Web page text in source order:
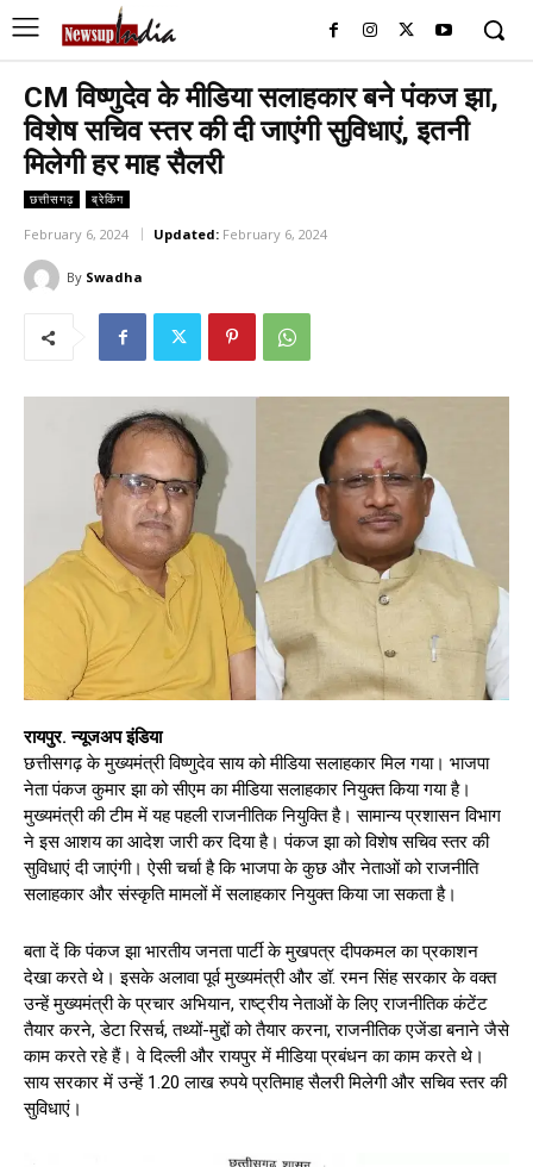
CM विष्णुदेव के मीडिया सलाहकार बने पंकज झा,
विशेष सचिव स्तर की दी जाएंगी सुविधाएं, इतनी
मिलेगी हर माह सैलरी
छत्तीसगढ़ ब्रेकिंग
February 6, 2024 Updated: February 6, 2024
By Swadha
रायपुर. न्यूजअप इंडिया
छत्तीसगढ़ के मुख्यमंत्री विष्णुदेव साय को मीडिया सलाहकार मिल गया। भाजपा
नेता पंकज कुमार झा को सीएम का मीडिया सलाहकार नियुक्त किया गया है।
मुख्यमंत्री की टीम में यह पहली राजनीतिक नियुक्ति है। सामान्य प्रशासन विभाग
ने इस आशय का आदेश जारी कर दिया है। पंकज झा को विशेष सचिव स्तर की
सुविधाएं दी जाएंगी। ऐसी चर्चा है कि भाजपा के कुछ और नेताओं को राजनीति
सलाहकार और संस्कृति मामलों में सलाहकार नियुक्त किया जा सकता है।
बता दें कि पंकज झा भारतीय जनता पार्टी के मुखपत्र दीपकमल का प्रकाशन
देखा करते थे। इसके अलावा पूर्व मुख्यमंत्री और डॉ. रमन सिंह सरकार के वक्त
उन्हें मुख्यमंत्री के प्रचार अभियान, राष्ट्रीय नेताओं के लिए राजनीतिक कंटेंट
तैयार करने, डेटा रिसर्च, तथ्यों-मुद्दों को तैयार करना, राजनीतिक एजेंडा बनाने जैसे
काम करते रहे हैं। वे दिल्ली और रायपुर में मीडिया प्रबंधन का काम करते थे।
साय सरकार में उन्हें 1.20 लाख रुपये प्रतिमाह सैलरी मिलेगी और सचिव स्तर की
सुविधाएं।